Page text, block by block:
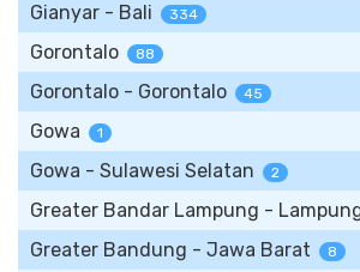
Gianyar - Bali 334
Gorontalo 88
Gorontalo - Gorontalo 45
Gowa 1
Gowa - Sulawesi Selatan 2
Greater Bandar Lampung -
Greater Bandung - Jawa Barat 8